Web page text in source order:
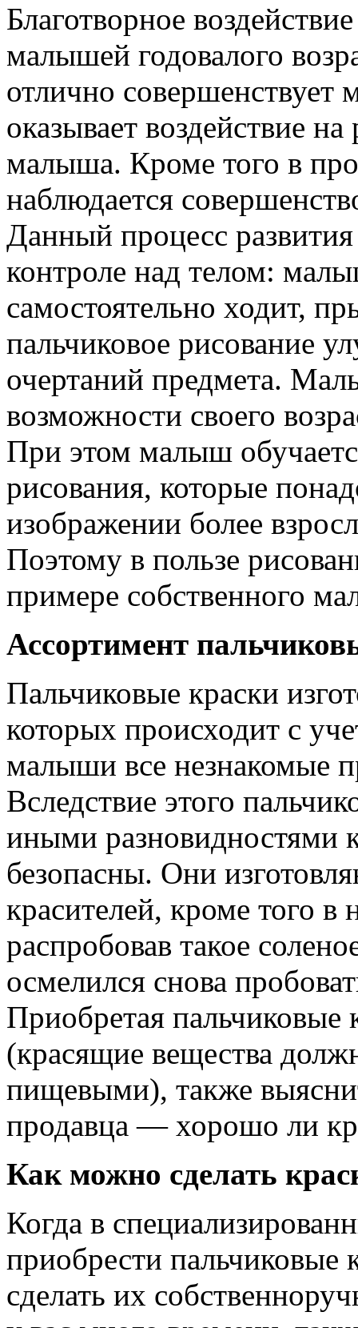
Благотворное
малышей годовалого
отлично совершенствует
оказывает воздействие
малыша. Кроме того в
наблюдается
Данный процесс
контроле над телом:
самостоятельно ходит,
пальчиковое рисование
очертаний предмета.
возможности своего
При этом малыш
рисования, которые
изображении более
Поэтому в пользе
примере собственного
Ассортимент
Пальчиковые краски
которых происходит с
малыши все незнакомые
Вследствие этого
иными разновидностями
безопасны. Они
красителей, кроме того
распробовав такое
осмелился снова
Приобретая пальчиковые
(красящие вещества
пищевыми), также
продавца — хорошо ли
Как можно сделать
Когда в
приобрести пальчиковые
сделать их